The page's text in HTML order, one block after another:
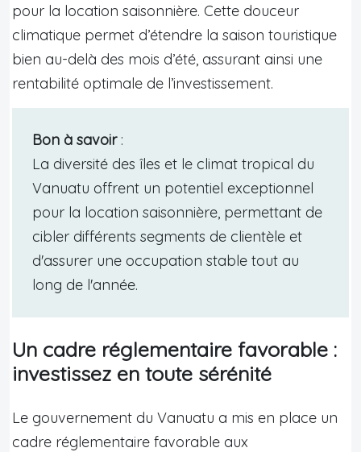
pour la location saisonnière. Cette douceur
climatique permet d’étendre la saison touristique
bien au-delà des mois d’été, assurant ainsi une
rentabilité optimale de l’investissement.
Bon à savoir:
La diversité des îles et le climat tropical du
Vanuatu offrent un potentiel exceptionnel
pour la location saisonnière, permettant de
cibler différents segments de clientèle et
d'assurer une occupation stable tout au
long de l'année.
Un cadre réglementaire favorable :
investissez en toute sérénité
Le gouvernement du Vanuatu a mis en place un
cadre réglementaire favorable aux